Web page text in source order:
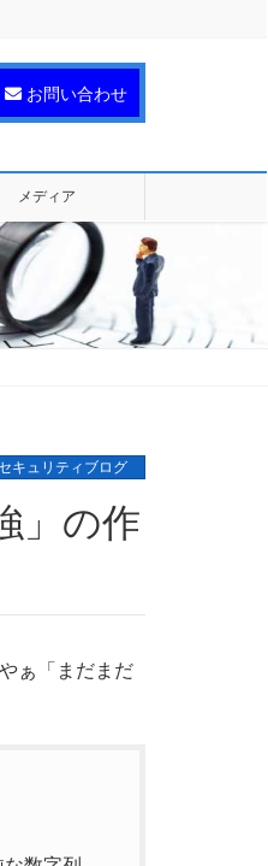
お問い合わせ
メディア
キュリティブログ
」の作
ぁ「まだまだ